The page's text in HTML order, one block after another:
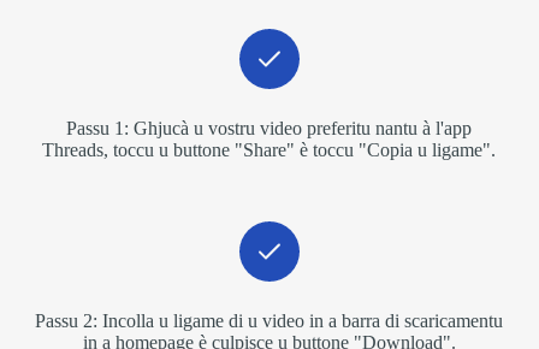
Passu 1: Ghjucà u vostru video preferitu nantu à l'app
Threads, toccu u buttone "Share" è toccu "Copia u ligame".
Passu 2: Incolla u ligame di u video in a barra di scaricamentu
in a homepage è culpisce u buttone "Download".